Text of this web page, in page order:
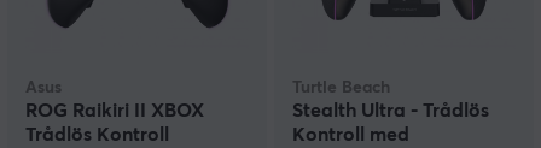
Asus
ROG Raikiri II XBOX
Trådlös Kontroll
Turtle Beach
Stealth Ultra - Trådlös
Kontroll med